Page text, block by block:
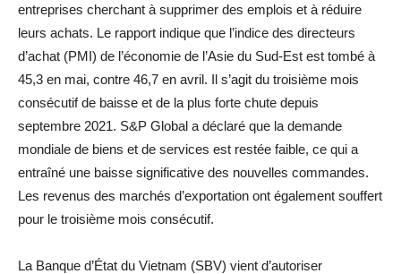
entreprises cherchant à supprimer des emplois et à réduire
leurs achats. Le rapport indique que l’indice des directeurs
d’achat (PMI) de l’économie de l’Asie du Sud-Est est tombé à
45,3 en mai, contre 46,7 en avril. Il s’agit du troisième mois
consécutif de baisse et de la plus forte chute depuis
septembre 2021. S&P Global a déclaré que la demande
mondiale de biens et de services est restée faible, ce qui a
entraîné une baisse significative des nouvelles commandes.
Les revenus des marchés d’exportation ont également souffert
pour le troisième mois consécutif.
La Banque d’État du Vietnam (SBV) vient d’autoriser